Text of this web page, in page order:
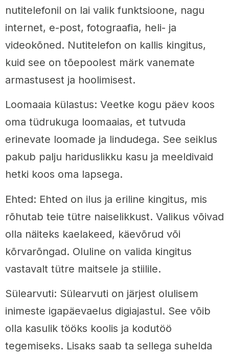
nutitelefonil on lai valik funktsioone, nagu
internet, e-post, fotograafia, heli- ja
videokõned. Nutitelefon on kallis kingitus,
kuid see on tõepoolest märk vanemate
armastusest ja hoolimisest.
Loomaaia külastus: Veetke kogu päev koos
oma tüdrukuga loomaaias, et tutvuda
erinevate loomade ja lindudega. See seiklus
pakub palju hariduslikku kasu ja meeldivaid
hetki koos oma lapsega.
Ehted: Ehted on ilus ja eriline kingitus, mis
rõhutab teie tütre naiselikkust. Valikus võivad
olla näiteks kaelakeed, käevõrud või
kõrvarõngad. Oluline on valida kingitus
vastavalt tütre maitsele ja stiilile.
Sülearvuti: Sülearvuti on järjest olulisem
inimeste igapäevaelus digiajastul. See võib
olla kasulik tööks koolis ja kodutöö
tegemiseks. Lisaks saab ta sellega suhelda